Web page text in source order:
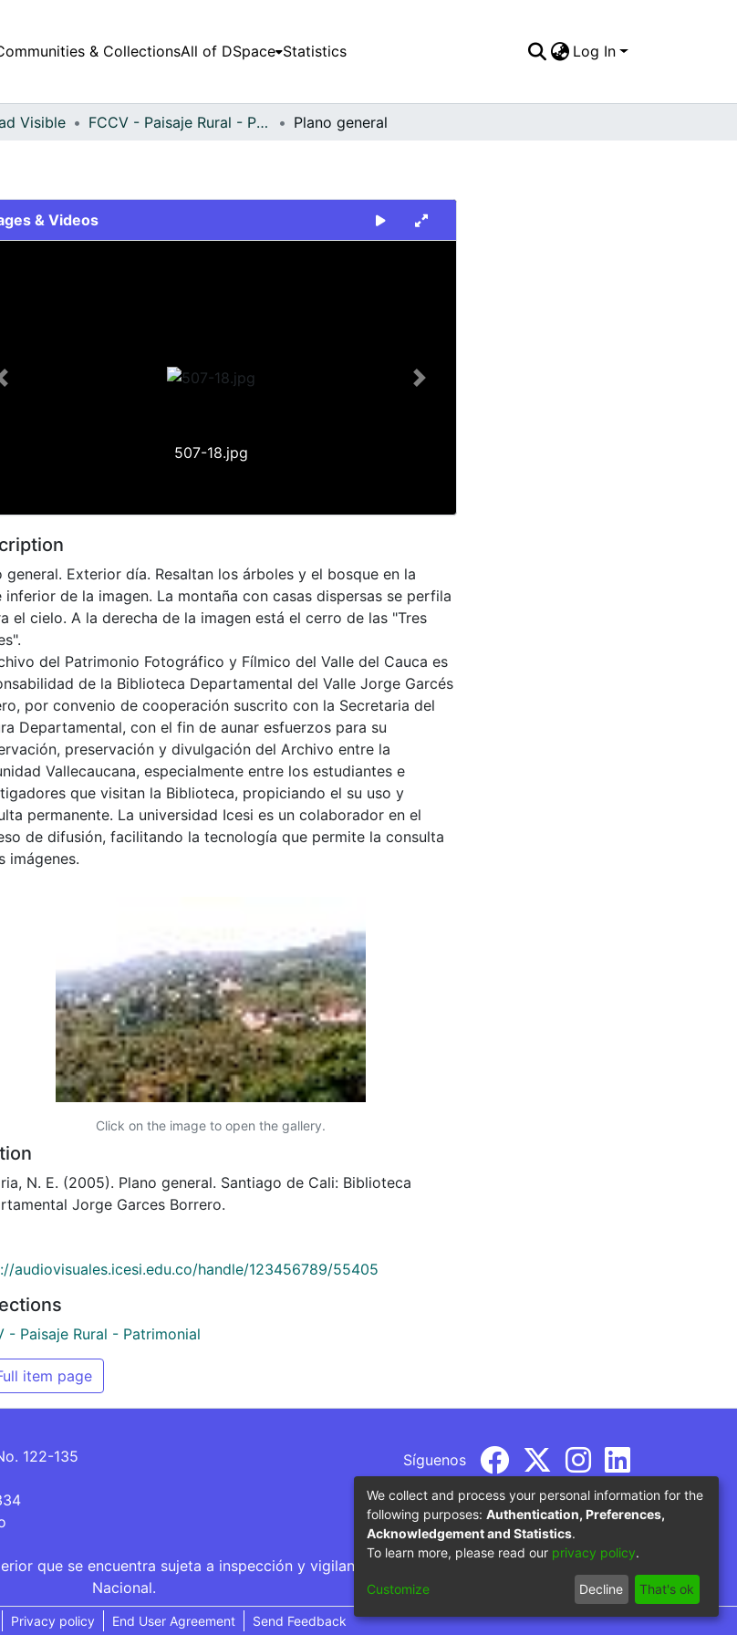
& CollectionsAll of DSpace Statistics Log In
Visible FCCV - Paisaje Rural - Patrimonial Plano general
& Videos
507-18.jpg
Previous Next
general. Exterior día. Resaltan los árboles y el bosque en la
inferior de la imagen. La montaña con casas dispersas se perfila
el cielo. A la derecha de la imagen está el cerro de las "Tres
del Patrimonio Fotográfico y Fílmico del Valle del Cauca es
de la Biblioteca Departamental del Valle Jorge Garcés
por convenio de cooperación suscrito con la Secretaria del
Departamental, con el fin de aunar esfuerzos para su
preservación y divulgación del Archivo entre la
Vallecaucana, especialmente entre los estudiantes e
que visitan la Biblioteca, propiciando el su uso y
permanente. La universidad Icesi es un colaborador en el
de difusión, facilitando la tecnología que permite la consulta
imágenes.
Click on the image to open the gallery.
N. E. (2005). Plano general. Santiago de Cali: Biblioteca
Jorge Garces Borrero.
audiovisuales.icesi.edu.co/handle/123456789/55405
- Paisaje Rural - Patrimonial
item page
122-135
Síguenos
que se encuentra sujeta a inspección y vigilancia por parte del Ministerio de Educación
Nacional.
Privacy policy End User Agreement Send Feedback
We collect and process your personal information for the
following purposes: Authentication, Preferences,
Acknowledgement and Statistics.
To learn more, please read our privacy policy.
Customize Decline That's ok